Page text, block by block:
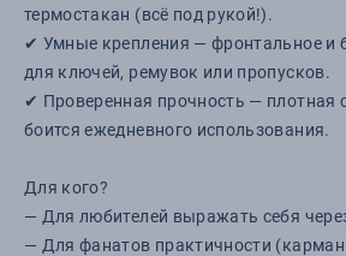
термостакан (всё под рукой!).
✔ Умные крепления — фронтальное и
для ключей, ремувок или пропусков.
✔ Проверенная прочность — плотная
боится ежедневного использования.
Для кого?
— Для любителей выражать себя
— Для фанатов практичности (карман